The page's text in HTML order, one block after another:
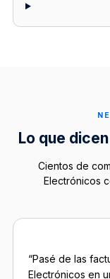
Lo que
Cientos de
Electrónicos
“Pasé de las
Electrónicos en